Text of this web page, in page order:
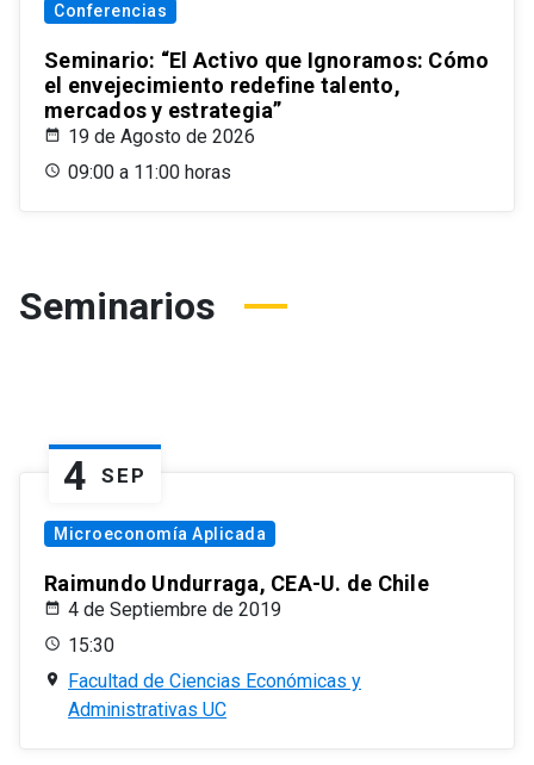
Conferencias
Seminario: “El Activo que Ignoramos: Cómo
el envejecimiento redefine talento,
mercados y estrategia”
19 de Agosto de 2026
09:00 a 11:00 horas
Seminarios
4 SEP
Microeconomía Aplicada
Raimundo Undurraga, CEA-U. de Chile
4 de Septiembre de 2019
15:30
Facultad de Ciencias Económicas y
Administrativas UC